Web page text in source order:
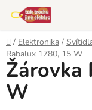
obsah
Domů
/ Elektronika /
Rabalux 1780, 15 W
Žárovka
W